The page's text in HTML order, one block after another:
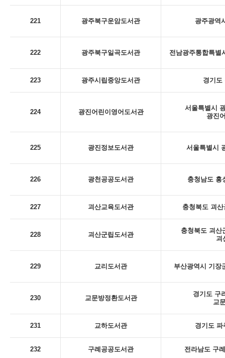
221 광주북구운암도서관 광주광역
222 광주북구일곡도서관 전남광주통합특별
223 광주시립중앙도서관 경기도
224 광진어린이영어도서관
서울특별시
광진
225 광진정보도서관 서울특별시
226 광천공공도서관 충청남도 홍
227 괴산교육도서관 충청북도 괴
228 괴산군립도서관
충청북도 괴산
괴
229 교리도서관 부산광역시 기장
230 교문방정환도서관
경기도 구
교
231 교하도서관 경기도 파
232 구례공공도서관 전라남도 구